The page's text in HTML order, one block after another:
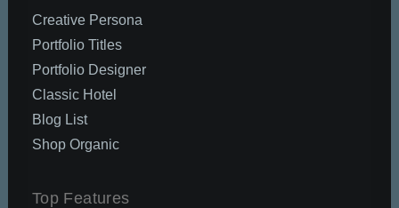
Creative Persona
Portfolio Titles
Portfolio Designer
Classic Hotel
Blog List
Shop Organic
Top Features